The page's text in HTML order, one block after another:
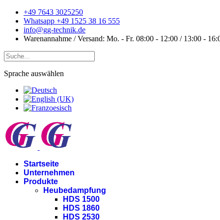
+49 7643 3025250
Whatsapp +49 1525 38 16 555
info@gg-technik.de
Warenannahme / Versand: Mo. - Fr. 08:00 - 12:00 / 13:00 -
Sprache auswählen
Startseite
Unternehmen
Produkte
Heubedampfung
HDS 1500
HDS 1860
HDS 2530